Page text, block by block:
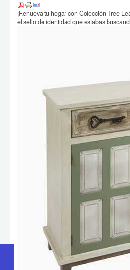
¡Renueva tu hogar con Colección Tree
el sello de identidad que estabas